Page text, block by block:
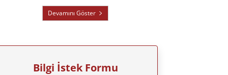
Devamını Göster
Bilgi İstek Formu